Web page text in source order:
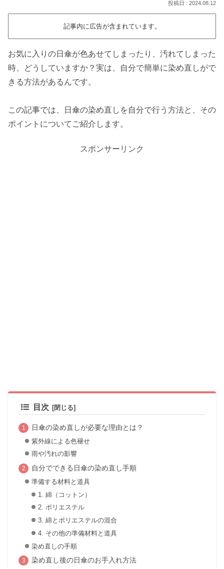
2024.08.12
記事内に広告が含まれています。
お気に入りの日傘が色あせてしまったり、汚れてしまった
時、どうしていますか？実は、自分で簡単に染め直しがで
きる方法があるんです。
この記事では、日傘の染め直しを自分で行う方法と、その
ポイントについてご紹介します。
スポンサーリンク
目次
日傘の染め直しが必要な理由とは？
紫外線による色褪せ
雨や汚れの影響
自分でできる日傘の染め直し手順
準備する材料と道具
1. 綿（コットン）
2. ポリエステル
3. 綿とポリエステルの混合
4. その他の準備材料と道具
染め直しの手順
染め直し後の日傘のお手入れ方法